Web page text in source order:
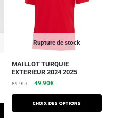
Rupture de stock
MAILLOT TURQUIE
EXTERIEUR 2024 2025
89.90€ 49.90€
Choix des options